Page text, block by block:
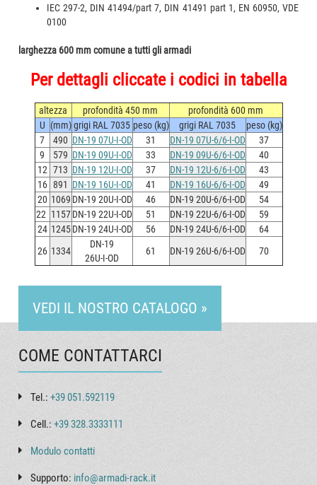
IEC 297-2, DIN 41494/part 7, DIN 41491 part 1, EN 60950, VDE
0100
larghezza 600 mm comune a tutti gli armadi
Per dettagli cliccate i codici in tabella
altezza profondità 450 mm
profondità 600 mm
U (mm) grigi RAL 7035 peso (kg) grigi RAL 7035
peso (kg)
7
490 DN-19 07U-I-OD 31 DN-19 07U-6/6-I-OD
37
9
579 DN-19 09U-I-OD 33 DN-19 09U-6/6-I-OD
40
12 713 DN-19 12U-I-OD 37 DN-19 12U-6/6-I-OD
43
16 891 DN-19 16U-I-OD 41 DN-19 16U-6/6-I-OD
49
20 1069 DN-19 20U-I-OD 46 DN-19 20U-6/6-I-OD
54
22 1157 DN-19 22U-I-OD 51 DN-19 22U-6/6-I-OD
59
24 1245 DN-19 24U-I-OD 56 DN-19 24U-6/6-I-OD
64
26 1334
DN-19
26U-I-OD
61 DN-19 26U-6/6-I-OD 70
VEDI IL NOSTRO CATALOGO »
COME CONTATTARCI
Tel.:+39 051.592119
Cell.:+39 328.3333111
Modulo contatti
Supporto: info@armadi-rack.it